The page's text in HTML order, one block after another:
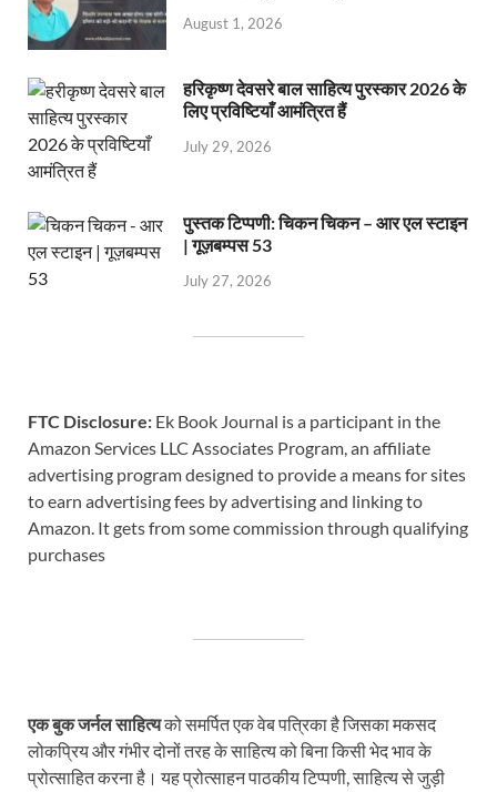
August 1, 2026
हरिकृष्ण देवसरे बाल साहित्य पुरस्कार 2026 के
लिए प्रविष्टियाँ आमंत्रित हैं
July 29, 2026
पुस्तक टिप्पणी: चिकन चिकन – आर एल स्टाइन
| गूज़बम्पस 53
July 27, 2026
FTC Disclosure: Ek Book Journal is a participant in the
Amazon Services LLC Associates Program, an affiliate
advertising program designed to provide a means for sites
to earn advertising fees by advertising and linking to
Amazon. It gets from some commission through qualifying
purchases
एक बुक जर्नल साहित्यको समर्पित एक वेब पत्रिका है जिसका मकसद
लोकप्रिय और गंभीर दोनों तरह के साहित्य को बिना किसी भेद भाव के
प्रोत्साहित करना है। यह प्रोत्साहन पाठकीय टिप्पणी, साहित्य से जुड़ी